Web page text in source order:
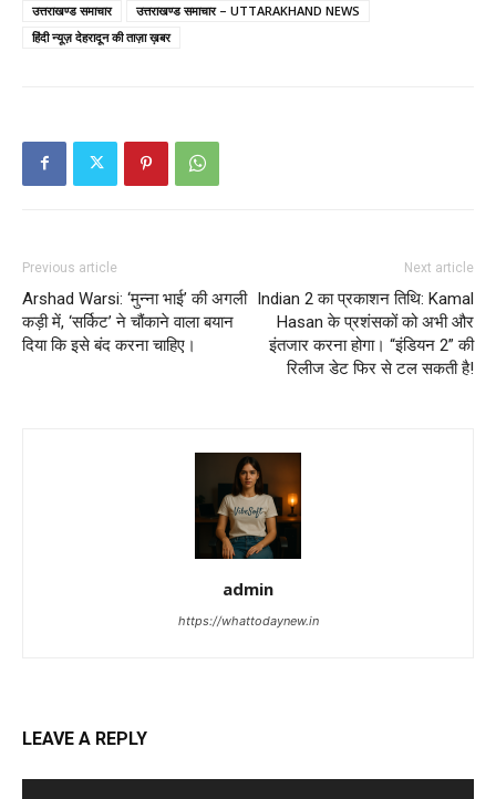
उत्तराखण्ड समाचार
उत्तराखण्ड समाचार – UTTARAKHAND NEWS
हिंदी न्यूज़ देहरादून की ताज़ा ख़बर
Previous article
Arshad Warsi: ‘मुन्ना भाई’ की अगली
कड़ी में, ‘सर्किट’ ने चौंकाने वाला बयान
दिया कि इसे बंद करना चाहिए।
Next article
Indian 2 का प्रकाशन तिथि: Kamal
Hasan के प्रशंसकों को अभी और
इंतजार करना होगा। “इंडियन 2” की
रिलीज डेट फिर से टल सकती है!
admin
https://whattodaynew.in
LEAVE A REPLY